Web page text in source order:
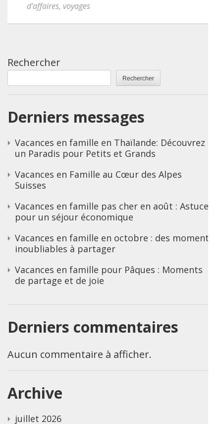
d'affaires, voyages
Rechercher
Rechercher
Derniers messages
Vacances en famille en Thaïlande: Découvrez
un Paradis pour Petits et Grands
Vacances en Famille au Cœur des Alpes
Suisses
Vacances en famille pas cher en août : Astuces
pour un séjour économique
Vacances en famille en octobre : des moments
inoubliables à partager
Vacances en famille pour Pâques : Moments
de partage et de joie
Derniers commentaires
Aucun commentaire à afficher.
Archive
juillet 2026